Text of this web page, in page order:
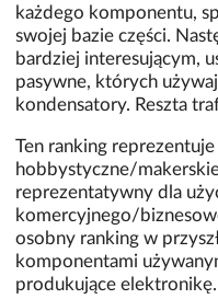
każdego komponentu,
swojej bazie części.
bardziej interesującym,
pasywne, których
kondensatory. Reszta
Ten ranking
hobbystyczne/
reprezentatywny dla
komercyjnego/
osobny ranking w
komponentami
produkujące elektronikę.